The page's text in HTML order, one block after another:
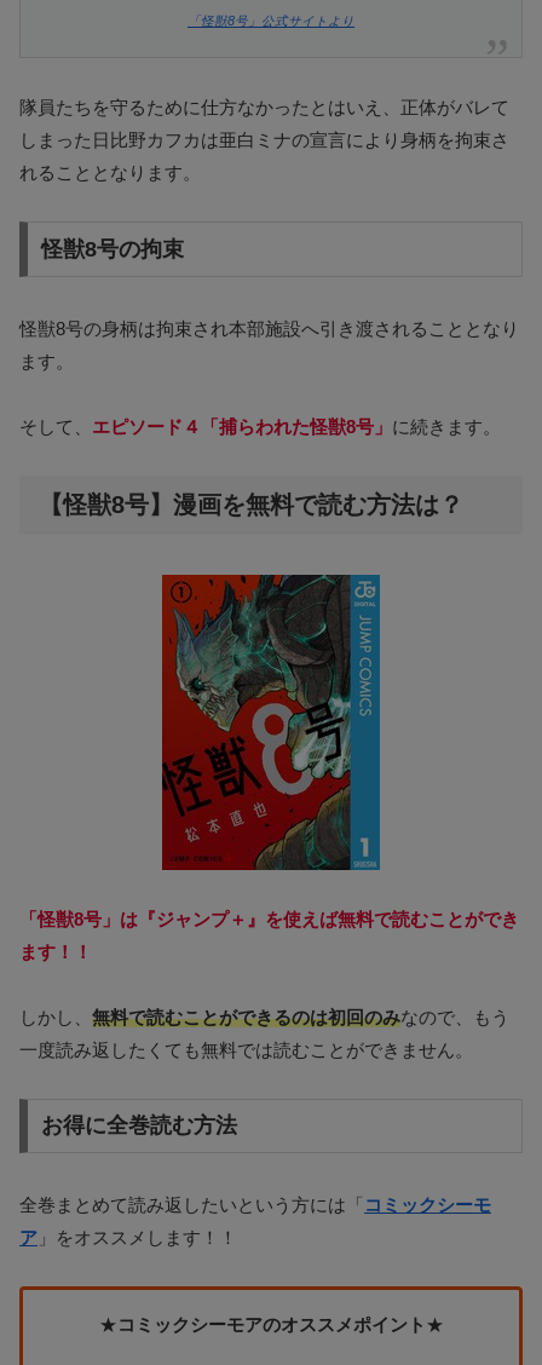
「怪獣8号」公式サイトより
隊員たちを守るために仕方なかったとはいえ、正体がバレて
しまった日比野カフカは亜白ミナの宣言により身柄を拘束さ
れることとなります。
怪獣8号の拘束
怪獣8号の身柄は拘束され本部施設へ引き渡されることとなり
ます。
そして、 エピソード４「捕らわれた怪獣8号」 に続きます。
【怪獣8号】漫画を無料で読む方法は？
「怪獣8号」は『ジャンプ＋』を使えば無料で読むことができ
ます！！
しかし、 無料で読むことができるのは初回のみなので、もう
一度読み返したくても無料では読むことができません。
お得に全巻読む方法
全巻まとめて読み返したいという方には「 コミックシーモ
ア 」をオススメします！！
★コミックシーモアのオススメポイント ★